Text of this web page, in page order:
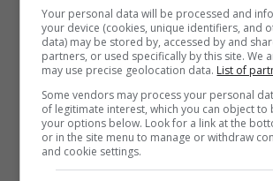
Your personal data will be processed and
your device (cookies, unique identifiers, and
data) may be stored by, accessed by and
partners, or used specifically by this site. We
may use precise geolocation data. List of
Some vendors may process your personal
of legitimate interest, which you can object to
your options below. Look for a link at the
or in the site menu to manage or withdraw
and cookie settings.